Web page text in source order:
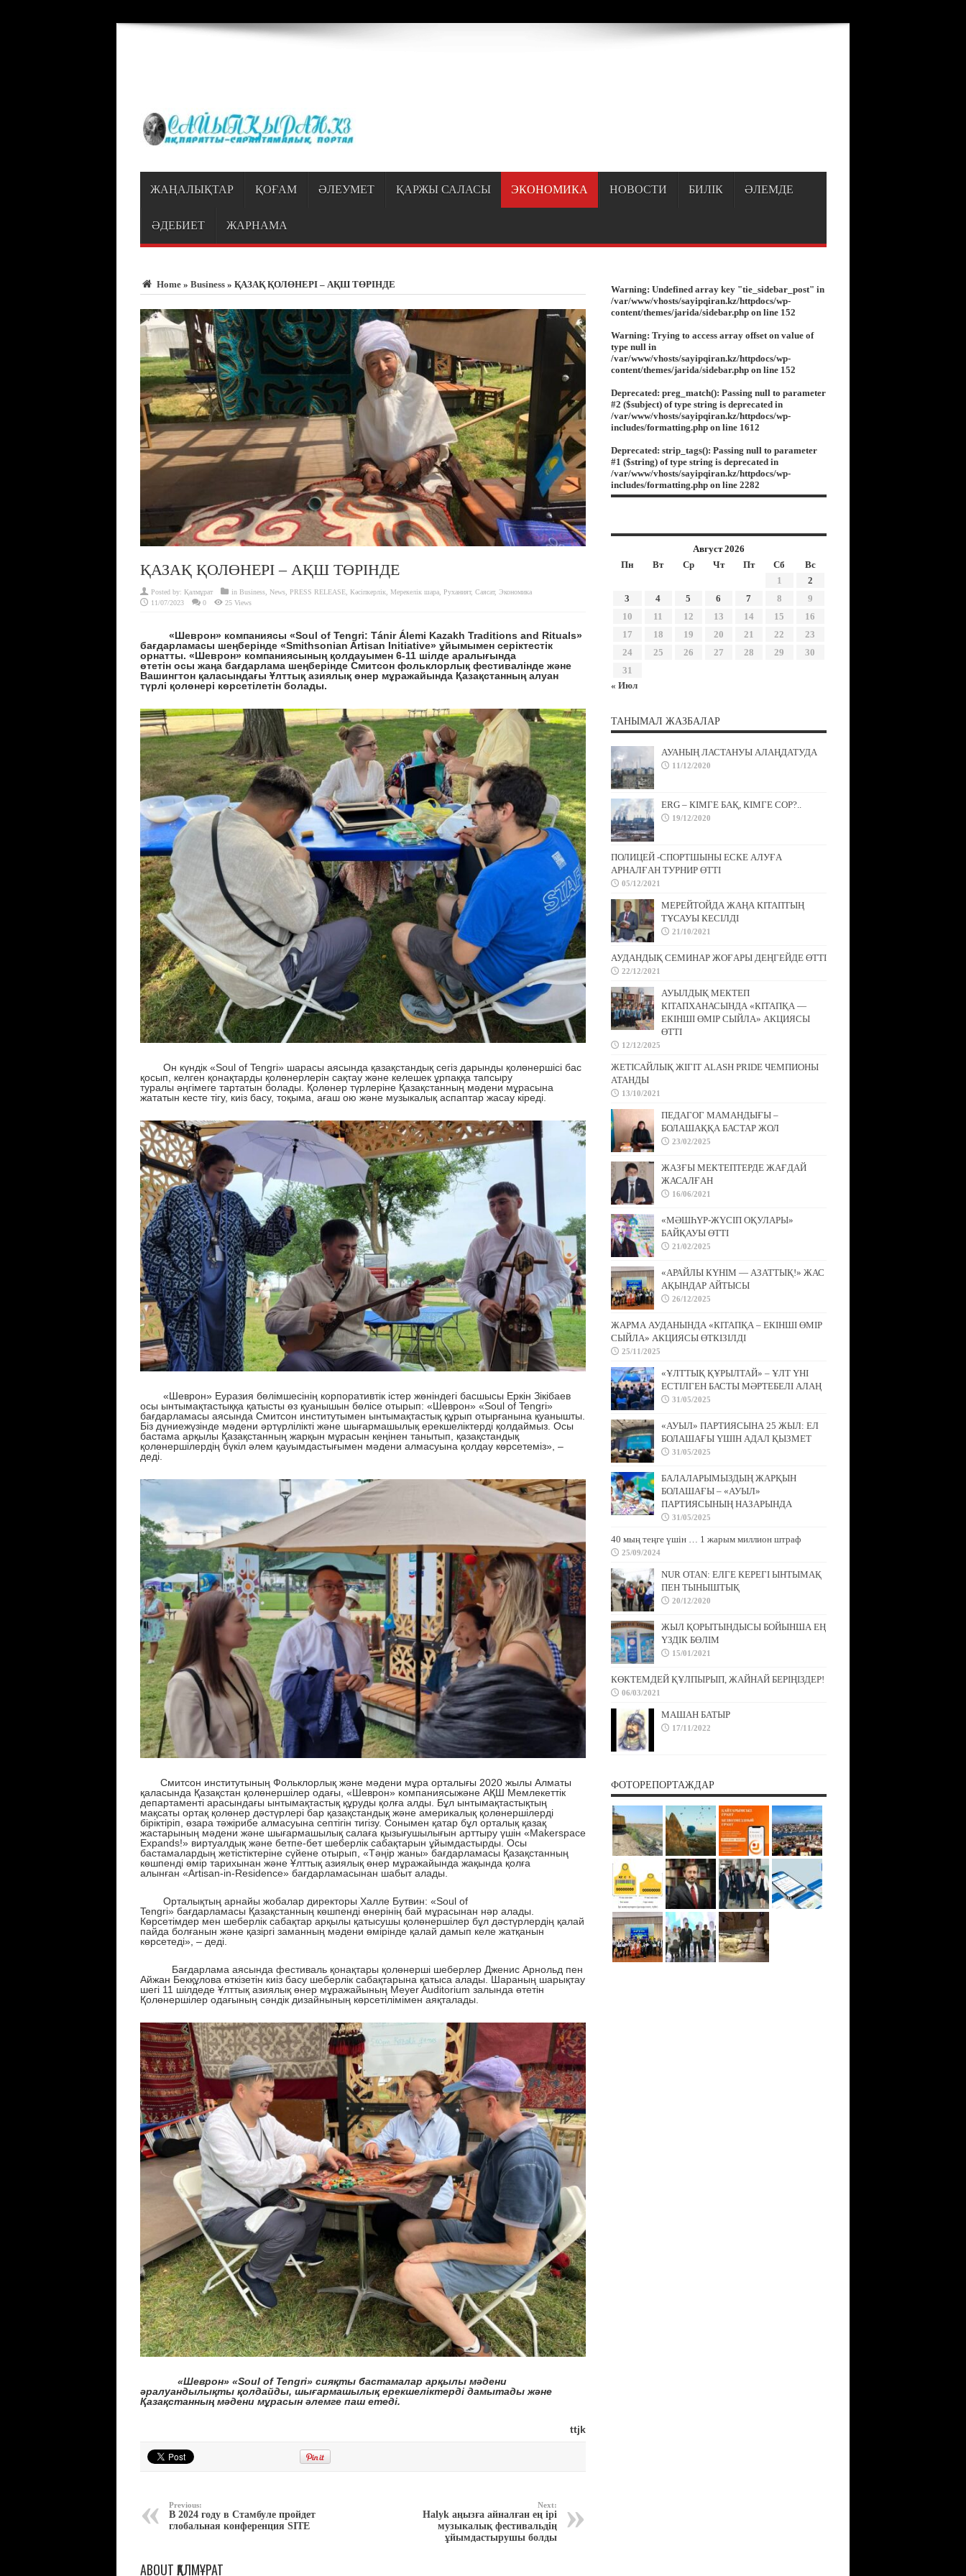
ЖАҢАЛЫҚТАР ҚОҒАМ ӘЛЕУМЕТ ҚАРЖЫ САЛАСЫ ЭКОНОМИКА НОВОСТИ БИЛІК ӘЛЕМДЕ
ӘДЕБИЕТ ЖАРНАМА
Home » Business » ҚАЗАҚ ҚОЛӨНЕРІ – АҚШ ТӨРІНДЕ
ҚАЗАҚ ҚОЛӨНЕРІ – АҚШ ТӨРІНДЕ
Posted by: Қалмұрат in Business, News, PRESS RELEASE, Кәсіпкерлік Мерекелік шара, Руханият, Саясат, Экономика
11/07/2023
0 25 Views
«Шеврон» компаниясы «Soul of Tengri: Tánir Álemi Kazakh Traditions and Rituals»
бағдарламасы шеңберінде «Smithsonian Artisan Initiative» ұйымыменсеріктестік
орнатты. «Шеврон» компаниясының қолдауымен 6-11 шілде аралығында
өтетіносы жаңа бағдарламашеңберіндеСмитсон фольклорлық фестивалінде және
Вашингтон қаласындағы Ұлттық азиялық өнер мұражайында Қазақстанның алуан
түрлі қолөнері көрсетілетін болады.
Он күндік «Soul of Tengri» шарасы аясында қазақстандық сегіз дарынды қолөнершісі бас
қосып, келген қонақтарды қолөнерлерін сақтау және келешек ұрпаққа тапсыру
туралы әңгімегетартатын болады. Қолөнер түрлеріне Қазақстанның мәдени мұрасына
жататын кесте тігу, киіз басу, тоқыма, ағаш ою және музыкалық аспаптаржасаукіреді.
«Шеврон» Еуразия бөлімшесінің корпоративтік істер жөніндегі басшысы Еркін Зікібаев
осы ынтымақтастыққа қатысты өз қуанышын бөлісе отырып: «Шеврон» «Soul of Tengri»
бағдарламасы аясында Смитсон институтымен ынтымақтастық құрып отырғанына қуанышты.
Біз дүниежүзінде мәдени әртүрлілікті және шығармашылықерекшеліктерді қолдаймыз. Осы
бастама арқылы Қазақстанның жарқын мұрасын кеңінен танытып, қазақстандық
қолөнершілердің бүкіл әлем қауымдастығымен мәдени алмасуына қолдау көрсетеміз», –
деді.
Смитсон институтының Фольклорлық және мәдени мұра орталығы 2020 жылы Алматы
қаласында Қазақстан қолөнершілер одағы , «Шеврон» компаниясыжәнеАҚШ Мемлекеттік
департаменті арасындағы ынтымақтастық құруды қолға алды . Бұл ынтымақтастықтың
мақсаты ортақ қолөнер дәстүрлері бар қазақстандық және америкалық қолөнершілерді
біріктіріп, өзара тәжірибе алмасуына септігін тигізу. Сонымен қатар бұл орталық қазақ
жастарының мәдени және шығармашылық салаға қызығушылығын арттыру үшін «Makerspace
Expands!» виртуалдық және бетпе-бет шеберлік сабақтарын ұйымдастырды. Осы
бастамалардың жетістіктеріне сүйене отырып, «Тәңір жаны» бағдарламасы Қазақстанның
көшпенді өмір тарихынан және Ұлттық азиялық өнер мұражайында жақында қолға
алынған «Artisan-in-Residence» бағдарламасынан шабыт алады.
Орталықтың арнайы жобалар директоры Халле Бутвин: «Soul of
Tengri»бағдарламасы Қазақстанның көшпенді өнерінің бай мұрасынан нәр алады
Көрсетімдер мен шеберлік сабақтар арқылы қатысушы қолөнершілер бұл дәстүрлердің қалай
пайда болғанын және қазіргі заманның мәдени өмірінде қалай дамып келе жатқанын
көрсетеді», – деді.
Бағдарлама аясында фестиваль қонақтары қолөнерші шеберлер Дженис Арнольд пен
Айжан Бекқұлова өткізетін киіз басу шеберлік сабақтарына қатыса алады. Шараның шарықтау
шегі11 шілдеде Ұлттық азиялық өнер мұражайының Meyer Auditorium залында өтетін
Қолөнершілер одағының сәндік дизайнының көрсетілімімен аяқталады.
«Шеврон» «Soul of Tengri» сияқты бастамалар арқылы мәдени
әралуандылықты қолдайды, шығармашылық ерекшеліктерді дамытады және
Қазақстанның мәдени мұрасын әлемге паш етеді.
ttjk
Previous:
В 2024 году в Стамбуле пройдет
глобальная конференция SITE
Next:
Halyk аңызға айналған ең ірі
музыкалық фестивальдің
ұйымдастырушы болды
ABOUT ҚАЛМҰРАТ
Warning: Undefined array key "tie_sidebar_post" in
/var/www/vhosts/sayipqiran.kz/httpdocs/wp-
content/themes/jarida/sidebar.phpon line 152
Warning: Trying to access array offset on value of
type null in
/var/www/vhosts/sayipqiran.kz/httpdocs/wp-
content/themes/jarida/sidebar.phpon line 152
Deprecated: preg_match(): Passing null to parameter
#2 ($subject) of type string is deprecated in
/var/www/vhosts/sayipqiran.kz/httpdocs/wp-
includes/formatting.phpon line 1612
Deprecated: strip_tags(): Passing null to parameter
#1 ($string) of type string is deprecated in
/var/www/vhosts/sayipqiran.kz/httpdocs/wp-
includes/formatting.phpon line 2282
Август 2026
Пн
Вт Ср Чт Пт Сб
Вс
1
2
3
4 5 6 7 8
9
10
11 12 13 14 15
16
17
18 19 20 21 22
23
24
25 26 27 28 29
30
31
« Июл
ТАНЫМАЛ ЖАЗБАЛАР
АУАНЫҢ ЛАСТАНУЫ АЛАҢДАТУДА
11/12/2020
ERG – КІМГЕ БАҚ, КІМГЕ СОР?..
19/12/2020
ПОЛИЦЕЙ -СПОРТШЫНЫ ЕСКЕ АЛУҒА
АРНАЛҒАН ТУРНИР ӨТТІ
05/12/2021
МЕРЕЙТОЙДА ЖАҢА КІТАПТЫҢ
ТҰСАУЫ КЕСІЛДІ
21/10/2021
АУДАНДЫҚ СЕМИНАР ЖОҒАРЫ ДЕҢГЕЙДЕ ӨТТІ
22/12/2021
АУЫЛДЫҚ МЕКТЕП
КІТАПХАНАСЫНДА «КІТАПҚА —
ЕКІНШІ ӨМІР СЫЙЛА» АКЦИЯСЫ
ӨТТІ
12/12/2025
ЖЕТІСАЙЛЫҚ ЖІГІТ ALASH PRIDE ЧЕМПИОНЫ
АТАНДЫ
13/10/2021
ПЕДАГОГ МАМАНДЫҒЫ –
БОЛАШАҚҚА БАСТАР ЖОЛ
23/02/2025
ЖАЗҒЫ МЕКТЕПТЕРДЕ ЖАҒДАЙ
ЖАСАЛҒАН
16/06/2021
«МӘШҺҮР-ЖҮСІП ОҚУЛАРЫ»
БАЙҚАУЫ ӨТТІ
21/02/2025
«АРАЙЛЫ КҮНІМ — АЗАТТЫҚ!» ЖАС
АҚЫНДАР АЙТЫСЫ
26/12/2025
ЖАРМА АУДАНЫНДА «КІТАПҚА – ЕКІНШІ ӨМІР
СЫЙЛА» АКЦИЯСЫ ӨТКІЗІЛДІ
25/11/2025
«ҰЛТТЫҚ ҚҰРЫЛТАЙ» – ҰЛТ ҮНІ
ЕСТІЛГЕН БАСТЫ МӘРТЕБЕЛІ АЛАҢ
31/05/2025
«АУЫЛ» ПАРТИЯСЫНА 25 ЖЫЛ: ЕЛ
БОЛАШАҒЫ ҮШІН АДАЛ ҚЫЗМЕТ
31/05/2025
БАЛАЛАРЫМЫЗДЫҢ ЖАРҚЫН
БОЛАШАҒЫ – «АУЫЛ»
ПАРТИЯСЫНЫҢ НАЗАРЫНДА
31/05/2025
40 мың теңге үшін … 1 жарым миллион штраф
25/09/2024
NUR OTAN: ЕЛГЕ КЕРЕГІ ЫНТЫМАҚ
ПЕН ТЫНЫШТЫҚ
20/12/2020
ЖЫЛ ҚОРЫТЫНДЫСЫ БОЙЫНША ЕҢ
ҮЗДІК БӨЛІМ
15/01/2021
КӨКТЕМДЕЙ ҚҰЛПЫРЫП, ЖАЙНАЙ БЕРІҢІЗДЕР!
06/03/2021
МАШАН БАТЫР
17/11/2022
ФОТОРЕПОРТАЖДАР